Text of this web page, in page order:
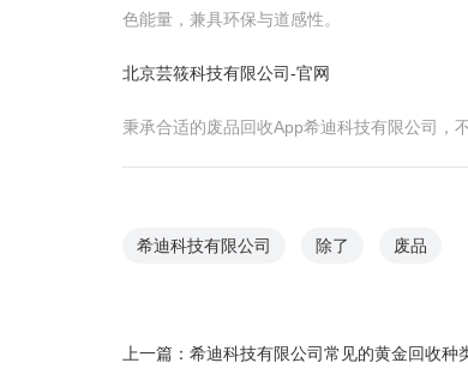
色能量，兼具环保与道感性。
北京芸筱科技有限公司-官网
秉承合适的废品回收App希迪科技有限公司，
希迪科技有限公司 除了 废品
上一篇： 希迪科技有限公司常见的黄金回收种